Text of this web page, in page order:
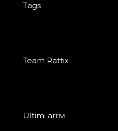
Tags
Team Rattix
Ultimi arrivi